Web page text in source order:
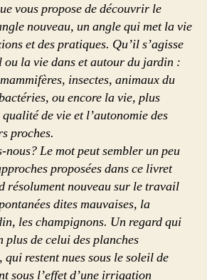
vous propose de découvrir le
nouveau, un angle qui met la vie
et des pratiques. Qu’il s’agisse
ou la vie dans et autour du jardin :
insectes, animaux du
ou encore la vie, plus
de vie et l’autonomie des
proches.
nous? Le mot peut sembler un peu
proposées dans ce livret
résolument nouveau sur le travail
dites mauvaises, la
les champignons. Un regard qui
plus de celui des planches
restent nues sous le soleil de
sous l’effet d’une irrigation